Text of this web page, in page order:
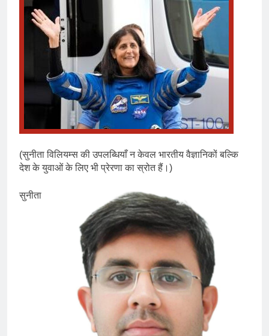
(सुनीता विलियम्स की उपलब्धियाँ न केवल भारतीय वैज्ञानिकों बल्कि
देश के युवाओं के लिए भी प्रेरणा का स्रोत हैं।)
सुनीता